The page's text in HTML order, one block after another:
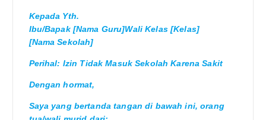
Kepada Yth.
Ibu/Bapak [Nama Guru]Wali Kelas [Kelas]
[Nama Sekolah]
Perihal: Izin Tidak Masuk Sekolah Karena Sakit
Dengan hormat,
Saya yang bertanda tangan di bawah ini, orang